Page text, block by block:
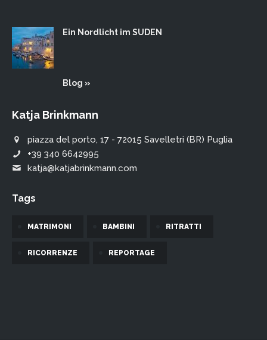
Ein Nordlicht im SUDEN
Blog »
Katja Brinkmann
piazza del porto, 17 - 72015 Savelletri (BR) Puglia
+39 340 6642995
katja@katjabrinkmann.com
Tags
MATRIMONI BAMBINI RITRATTI
RICORRENZE REPORTAGE